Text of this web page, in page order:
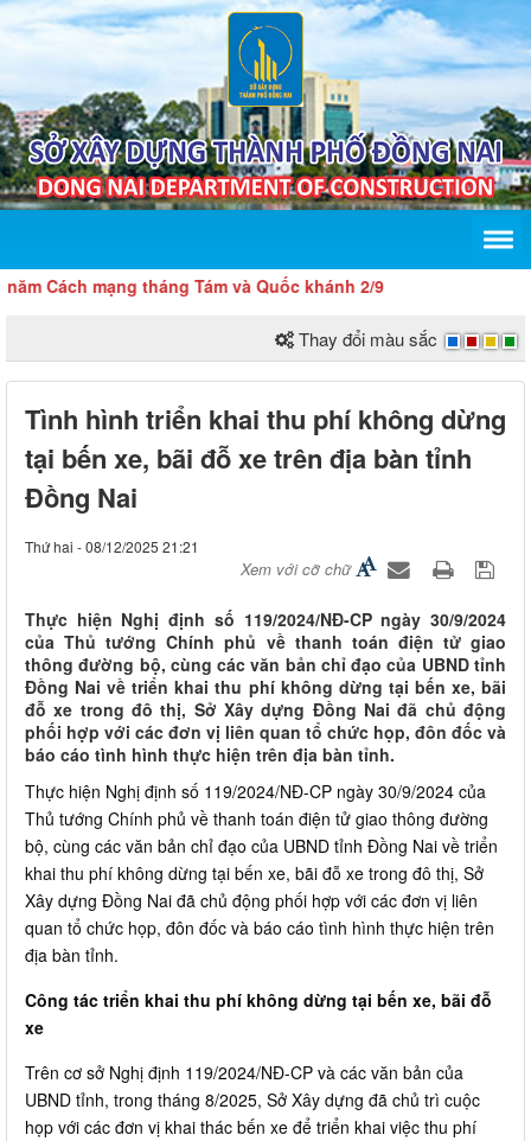
mạng tháng Tám và Quốc khánh 2/9
Thay đổi màu sắc
Tình hình triển khai thu phí không dừng
tại bến xe, bãi đỗ xe trên địa bàn tỉnh
Đồng Nai
Thứ hai - 08/12/2025 21:21
Xem với cỡ chữ
Thực hiện Nghị định số 119/2024/NĐ-CP ngày 30/9/2024
của Thủ tướng Chính phủ về thanh toán điện tử giao
thông đường bộ, cùng các văn bản chỉ đạo của UBND tỉnh
Đồng Nai về triển khai thu phí không dừng tại bến xe, bãi
đỗ xe trong đô thị, Sở Xây dựng Đồng Nai đã chủ động
phối hợp với các đơn vị liên quan tổ chức họp, đôn đốc và
báo cáo tình hình thực hiện trên địa bàn tỉnh.
Thực hiện Nghị định số 119/2024/NĐ-CP ngày 30/9/2024 của
Thủ tướng Chính phủ về thanh toán điện tử giao thông đường
bộ, cùng các văn bản chỉ đạo của UBND tỉnh Đồng Nai về triển
khai thu phí không dừng tại bến xe, bãi đỗ xe trong đô thị, Sở
Xây dựng Đồng Nai đã chủ động phối hợp với các đơn vị liên
quan tổ chức họp, đôn đốc và báo cáo tình hình thực hiện trên
địa bàn tỉnh.
Công tác triển khai thu phí không dừng tại bến xe, bãi đỗ
xe
Trên cơ sở Nghị định 119/2024/NĐ-CP và các văn bản của
UBND tỉnh, trong tháng 8/2025, Sở Xây dựng đã chủ trì cuộc
họp với các đơn vị khai thác bến xe để triển khai việc thu phí